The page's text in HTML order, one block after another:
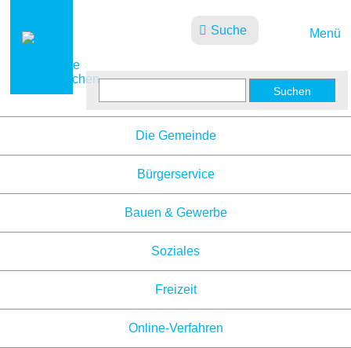
Menü
Suche
Die Gemeinde
Bürgerservice
Bauen & Gewerbe
Soziales
Freizeit
Online-Verfahren